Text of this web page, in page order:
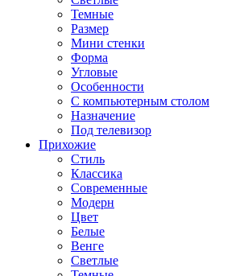
Темные
Размер
Мини стенки
Форма
Угловые
Особенности
С компьютерным столом
Назначение
Под телевизор
Прихожие
Стиль
Классика
Современные
Модерн
Цвет
Белые
Венге
Светлые